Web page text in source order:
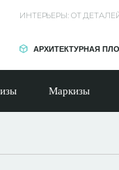
ИНТЕРЬЕРЫ: ОТ
АРХИТЕКТУРНАЯ
Маркизы